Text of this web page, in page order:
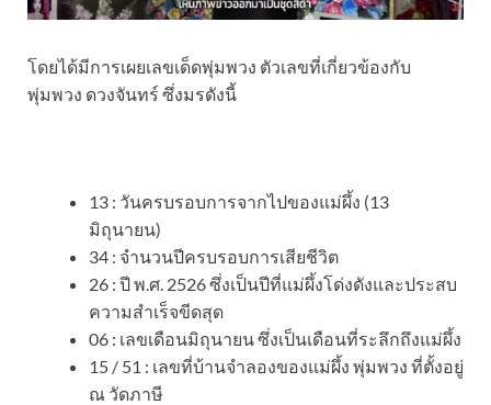
โดยได้มีการเผยเลขเด็ดพุ่มพวง ตัวเลขที่เกี่ยวข้องกับ
พุ่มพวง ดวงจันทร์ ซึ่งมรดังนี้
13 : วันครบรอบการจากไปของแม่ผึ้ง (13
มิถุนายน)
34 : จำนวนปีครบรอบการเสียชีวิต
26 : ปี พ.ศ. 2526 ซึ่งเป็นปีที่แม่ผึ้งโด่งดังและประสบ
ความสำเร็จขีดสุด
06 : เลขเดือนมิถุนายน ซึ่งเป็นเดือนที่ระลึกถึงแม่ผึ้ง
15 / 51 : เลขที่บ้านจำลองของแม่ผึ้ง พุ่มพวง ที่ตั้งอยู่
ณ วัดภาษี